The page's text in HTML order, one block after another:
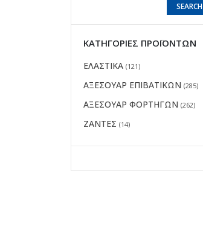
SEARCH
ΚΑΤΗΓΟΡΊΕΣ ΠΡΟΪΌΝΤΩΝ
ΕΛΑΣΤΙΚΑ (121)
ΑΞΕΣΟΥΑΡ ΕΠΙΒΑΤΙΚΩΝ (285)
ΑΞΕΣΟΥΑΡ ΦΟΡΤΗΓΩΝ (262)
ΖΑΝΤΕΣ (14)